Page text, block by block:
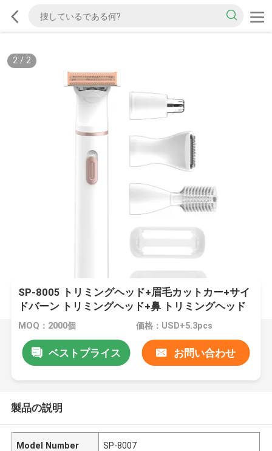
2/ 2
SP-8005 トリミングヘッド+眉毛カットカー+サイ
ドバーン トリミングヘッド+鼻 トリミングヘッド
+クームライン+保護用
MOQ：2000個 価格：USD+5.3pcs
ベストプライス お問い合わせ
製品の説明
Model Number SP-8007